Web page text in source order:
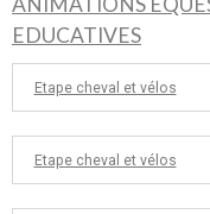
EDUCATIVES
Etape cheval et vélos
Etape cheval et vélos